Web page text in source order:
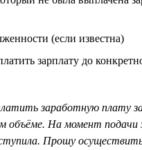
(если известна)
зарплату до
заработную плату
объёме. На момент подачи
Прошу